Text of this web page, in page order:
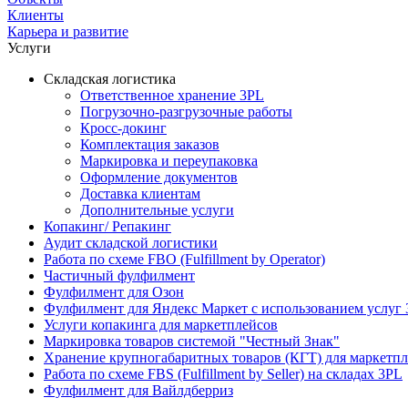
Клиенты
Карьера и развитие
Услуги
Складская логистика
Ответственное хранение 3PL
Погрузочно-разгрузочные работы
Кросс-докинг
Комплектация заказов
Маркировка и переупаковка
Оформление документов
Доставка клиентам
Дополнительные услуги
Копакинг/ Репакинг
Аудит складской логистики
Работа по схеме FBO (Fulfillment by Operator)
Частичный фулфилмент
Фулфилмент для Озон
Фулфилмент для Яндекс Маркет с использованием услуг
Услуги копакинга для маркетплейсов
Маркировка товаров системой "Честный Знак"
Хранение крупногабаритных товаров (КГТ) для
Работа по схеме FBS (Fulfillment by Seller) на складах 3PL
Фулфилмент для Вайлдберриз